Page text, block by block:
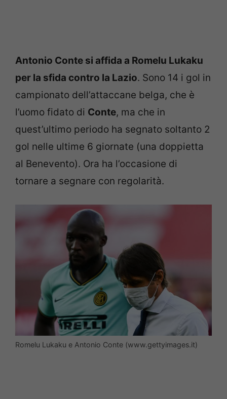
Antonio Conte si affida a Romelu Lukaku
per la sfida contro la Lazio. Sono 14 i gol in
campionato dell’attaccane belga, che è
l’uomo fidato di Conte, ma che in
quest’ultimo periodo ha segnato soltanto 2
gol nelle ultime 6 giornate (una doppietta
al Benevento). Ora ha l’occasione di
tornare a segnare con regolarità.
Romelu Lukaku e Antonio Conte (www.gettyimages.it)